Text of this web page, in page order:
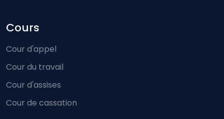
Cours
Cour d'appel
Cour du travail
Cour d'assises
Cour de cassation